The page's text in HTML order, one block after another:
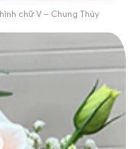
chữ V – Chung Thủy